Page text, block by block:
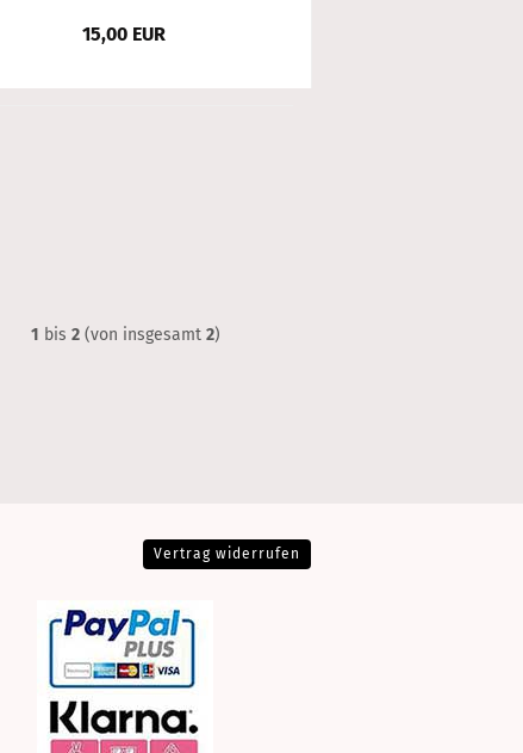
15,00 EUR
1 bis 2(von insgesamt 2)
Vertrag widerrufen